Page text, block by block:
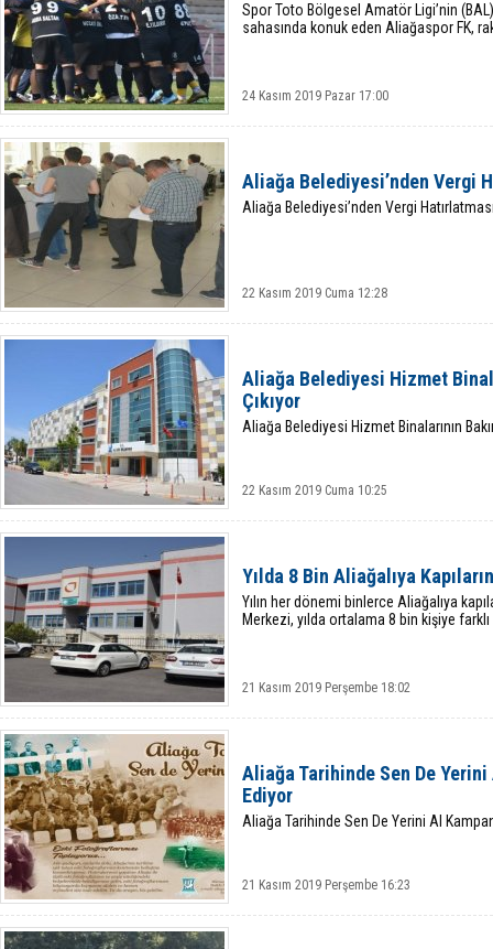
Spor Toto Bölgesel Amatör Ligi’nin
sahasında konuk eden Aliağaspor FK,
24 Kasım 2019 Pazar 17:00
Aliağa Belediyesi’nden Vergi
Aliağa Belediyesi’nden Vergi
22 Kasım 2019 Cuma 12:28
Aliağa Belediyesi Hizmet
Çıkıyor
Aliağa Belediyesi Hizmet Binalarının
22 Kasım 2019 Cuma 10:25
Yılda 8 Bin Aliağalıya
Yılın her dönemi binlerce Aliağalıya
Merkezi, yılda ortalama 8 bin kişiye
21 Kasım 2019 Perşembe 18:02
Aliağa Tarihinde Sen De Yerini
Ediyor
Aliağa Tarihinde Sen De Yerini Al
21 Kasım 2019 Perşembe 16:23